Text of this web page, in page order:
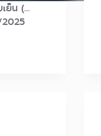
ย็น (…
2025